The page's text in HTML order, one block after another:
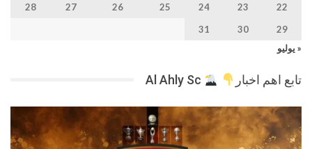
22
23
24
25
26
27
28
29
30
31
« يوليو
تابع اهم اخبار